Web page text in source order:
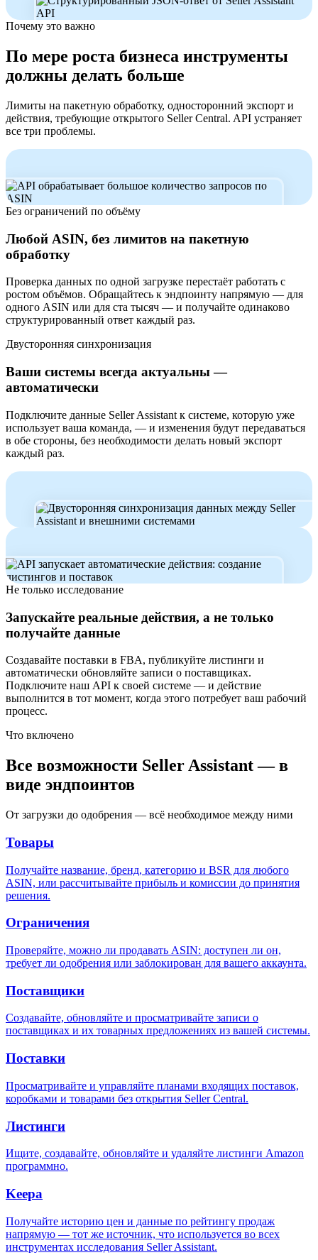
Почему это важно
По мере роста бизнеса инструменты
должны делать больше
Лимиты на пакетную обработку, односторонний экспорт и
действия, требующие открытого Seller Central. API устраняет
все три проблемы.
Без ограничений по объёму
Любой ASIN, без лимитов на пакетную
обработку
Проверка данных по одной загрузке перестаёт работать с
ростом объёмов. Обращайтесь к эндпоинту напрямую — для
одного ASIN или для ста тысяч — и получайте одинаково
структурированный ответ каждый раз.
Двусторонняя синхронизация
Ваши системы всегда актуальны —
автоматически
Подключите данные Seller Assistant к системе, которую уже
использует ваша команда, — и изменения будут передаваться
в обе стороны, без необходимости делать новый экспорт
каждый раз.
Не только исследование
Запускайте реальные действия, а не только
получайте данные
Создавайте поставки в FBA, публикуйте листинги и
автоматически обновляйте записи о поставщиках.
Подключите наш API к своей системе — и действие
выполнится в тот момент, когда этого потребует ваш рабочий
процесс.
Что включено
Все возможности Seller Assistant — в
виде эндпоинтов
От загрузки до одобрения — всё необходимое между ними
Товары
Получайте название, бренд, категорию и BSR для любого
ASIN, или рассчитывайте прибыль и комиссии до принятия
решения.
Ограничения
Проверяйте, можно ли продавать ASIN: доступен ли он,
требует ли одобрения или заблокирован для вашего аккаунта.
Поставщики
Создавайте, обновляйте и просматривайте записи о
поставщиках и их товарных предложениях из вашей системы.
Поставки
Просматривайте и управляйте планами входящих поставок,
коробками и товарами без открытия Seller Central.
Листинги
Ищите, создавайте, обновляйте и удаляйте листинги Amazon
программно.
Keepa
Получайте историю цен и данные по рейтингу продаж
напрямую — тот же источник, что используется во всех
инструментах исследования Seller Assistant.